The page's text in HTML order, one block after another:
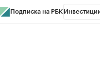
Подписка на РБК